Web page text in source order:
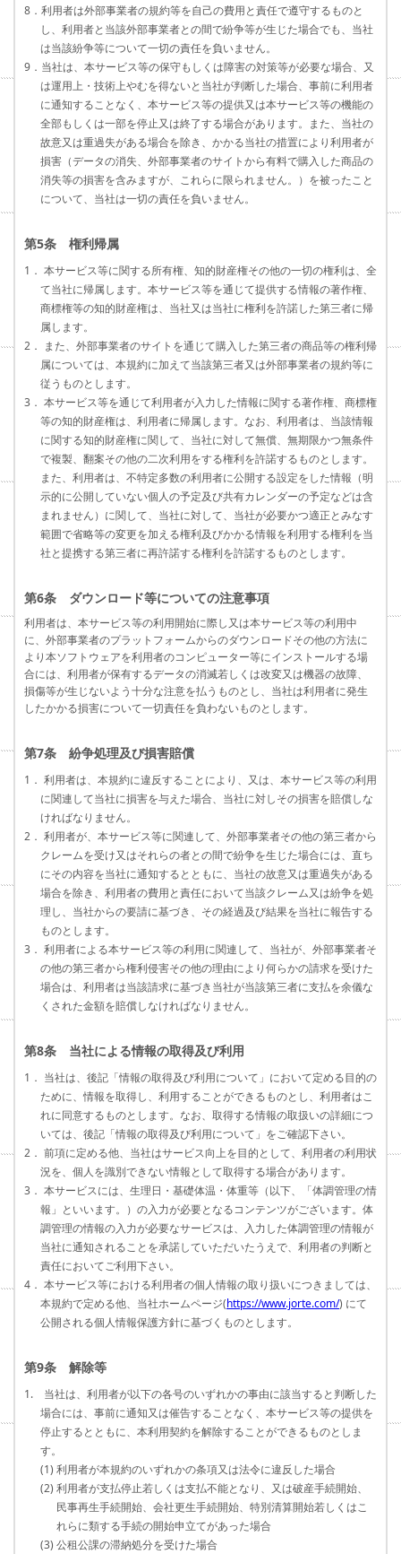
8．利用者は外部事業者の規約等を自己の費用と責任で遵守するものと
し、利用者と当該外部事業者との間で紛争等が生じた場合でも、当社
は当該紛争等について一切の責任を負いません。
9．当社は、本サービス等の保守もしくは障害の対策等が必要な場合、又
は運用上・技術上やむを得ないと当社が判断した場合、事前に利用者
に通知することなく、本サービス等の提供又は本サービス等の機能の
全部もしくは一部を停止又は終了する場合があります。また、当社の
故意又は重過失がある場合を除き、かかる当社の措置により利用者が
損害（データの消失、外部事業者のサイトから有料で購入した商品の
消失等の損害を含みますが、これらに限られません。）を被ったこと
について、当社は一切の責任を負いません。
第5条 権利帰属
1． 本サービス等に関する所有権、知的財産権その他の一切の権利は、全
て当社に帰属します。本サービス等を通じて提供する情報の著作権、
商標権等の知的財産権は、当社又は当社に権利を許諾した第三者に帰
属します。
2． また、外部事業者のサイトを通じて購入した第三者の商品等の権利帰
属については、本規約に加えて当該第三者又は外部事業者の規約等に
従うものとします。
3． 本サービス等を通じて利用者が入力した情報に関する著作権、商標権
等の知的財産権は、利用者に帰属します。なお、利用者は、当該情報
に関する知的財産権に関して、当社に対して無償、無期限かつ無条件
で複製、翻案その他の二次利用をする権利を許諾するものとします。
また、利用者は、不特定多数の利用者に公開する設定をした情報（明
示的に公開していない個人の予定及び共有カレンダーの予定などは含
まれません）に関して、当社に対して、当社が必要かつ適正とみなす
範囲で省略等の変更を加える権利及びかかる情報を利用する権利を当
社と提携する第三者に再許諾する権利を許諾するものとします。
第6条 ダウンロード等についての注意事項
利用者は、本サービス等の利用開始に際し又は本サービス等の利用中
に、外部事業者のプラットフォームからのダウンロードその他の方法に
より本ソフトウェアを利用者のコンピューター等にインストールする場
合には、利用者が保有するデータの消滅若しくは改変又は機器の故障、
損傷等が生じないよう十分な注意を払うものとし、当社は利用者に発生
したかかる損害について一切責任を負わないものとします。
第7条 紛争処理及び損害賠償
1． 利用者は、本規約に違反することにより、又は、本サービス等の利用
に関連して当社に損害を与えた場合、当社に対しその損害を賠償しな
ければなりません。
2． 利用者が、本サービス等に関連して、外部事業者その他の第三者から
クレームを受け又はそれらの者との間で紛争を生じた場合には、直ち
にその内容を当社に通知するとともに、当社の故意又は重過失がある
場合を除き、利用者の費用と責任において当該クレーム又は紛争を処
理し、当社からの要請に基づき、その経過及び結果を当社に報告する
ものとします。
3． 利用者による本サービス等の利用に関連して、当社が、外部事業者そ
の他の第三者から権利侵害その他の理由により何らかの請求を受けた
場合は、利用者は当該請求に基づき当社が当該第三者に支払を余儀な
くされた金額を賠償しなければなりません。
第8条 当社による情報の取得及び利用
1． 当社は、後記「情報の取得及び利用について」において定める目的の
ために、情報を取得し、利用することができるものとし、利用者はこ
れに同意するものとします。なお、取得する情報の取扱いの詳細につ
いては、後記「情報の取得及び利用について」をご確認下さい。
2． 前項に定める他、当社はサービス向上を目的として、利用者の利用状
況を、個人を識別できない情報として取得する場合があります。
3． 本サービスには、生理日・基礎体温・体重等（以下、「体調管理の情
報」といいます。）の入力が必要となるコンテンツがございます。体
調管理の情報の入力が必要なサービスは、入力した体調管理の情報が
当社に通知されることを承諾していただいたうえで、利用者の判断と
責任においてご利用下さい。
4． 本サービス等における利用者の個人情報の取り扱いにつきましては、
本規約で定める他、当社ホームページ(https://www.jorte.com/) にて
公開される個人情報保護方針に基づくものとします。
第9条 解除等
1. 当社は、利用者が以下の各号のいずれかの事由に該当すると判断した
場合には、事前に通知又は催告することなく、本サービス等の提供を
停止するとともに、本利用契約を解除することができるものとしま
す。
(1) 利用者が本規約のいずれかの条項又は法令に違反した場合
(2) 利用者が支払停止若しくは支払不能となり、又は破産手続開始、
民事再生手続開始、会社更生手続開始、特別清算開始若しくはこ
れらに類する手続の開始申立てがあった場合
(3) 公租公課の滞納処分を受けた場合